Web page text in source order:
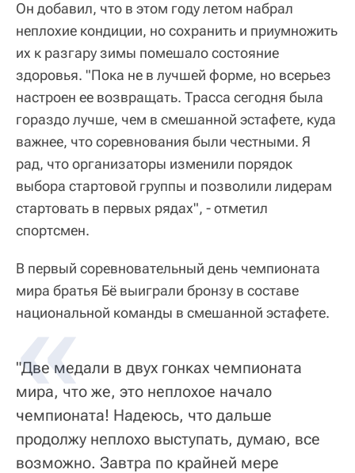
Он добавил, что в этом году летом набрал
неплохие кондиции, но сохранить и приумножить
их к разгару зимы помешало состояние
здоровья. "Пока не в лучшей форме, но всерьез
настроен ее возвращать. Трасса сегодня была
гораздо лучше, чем в смешанной эстафете, куда
важнее, что соревнования были честными. Я
рад, что организаторы изменили порядок
выбора стартовой группы и позволили лидерам
стартовать в первых рядах", - отметил
спортсмен.
В первый соревновательный день чемпионата
мира братья Бё выиграли бронзу в составе
национальной команды в смешанной эстафете.
"Две медали в двух гонках чемпионата
мира, что же, это неплохое начало
чемпионата! Надеюсь, что дальше
продолжу неплохо выступать, думаю, все
возможно. Завтра по крайней мере